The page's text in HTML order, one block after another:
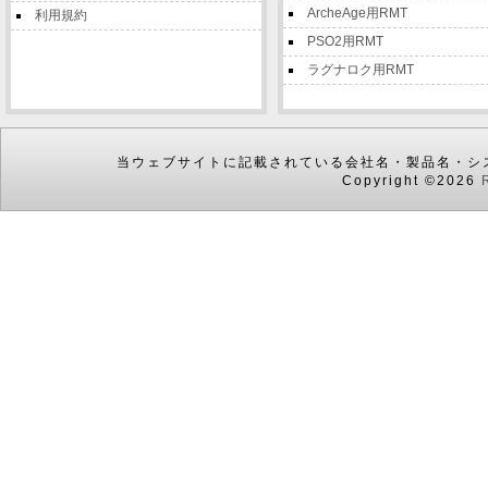
利用規約
ArcheAge用RMT
PSO2用RMT
ラグナロク用RMT
当ウェブサイトに記載されている会社名・製品名・
Copyright ©2026